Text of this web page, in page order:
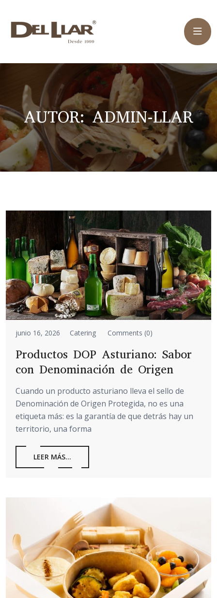
AUTOR:ADMIN-LLAR
junio 16, 2026 Catering Comments (0)
Productos DOP Asturiano: Sabor
con Denominación de Origen
Cuando un producto asturiano lleva el sello de
Denominación de Origen Protegida, no es una
etiqueta más: es la garantía de que detrás hay un
territorio, una forma
LEER MÁS...